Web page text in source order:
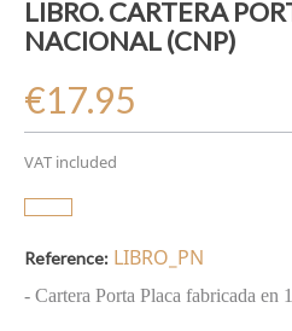
LIBRO. CARTERA
NACIONAL (CNP)
€17.95
VAT included
Reference: LIBRO_PN
- Cartera Porta Placa fabricada en